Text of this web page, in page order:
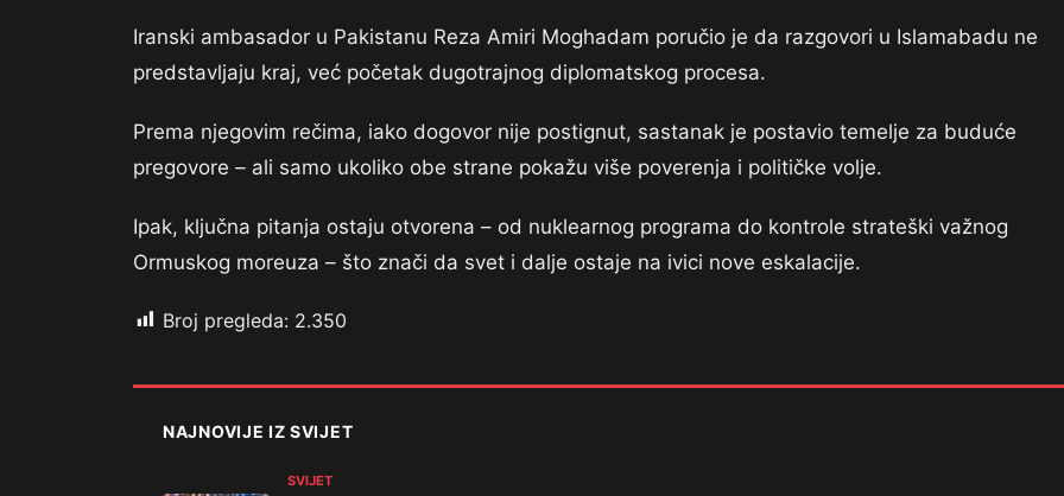
Iranski ambasador u Pakistanu Reza Amiri Moghadam poručio je da razgovori u Islamabadu ne
predstavljaju kraj, već početak dugotrajnog diplomatskog procesa.
Prema njegovim rečima, iako dogovor nije postignut, sastanak je postavio temelje za buduće
pregovore – ali samo ukoliko obe strane pokažu više poverenja i političke volje.
Ipak, ključna pitanja ostaju otvorena – od nuklearnog programa do kontrole strateški važnog
Ormuskog moreuza – što znači da svet i dalje ostaje na ivici nove eskalacije.
Broj pregleda: 2.350
NAJNOVIJE IZ SVIJET
SVIJET